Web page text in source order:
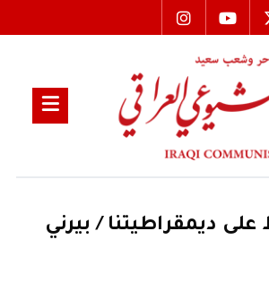
على ديمقراطيتنا / بيرني